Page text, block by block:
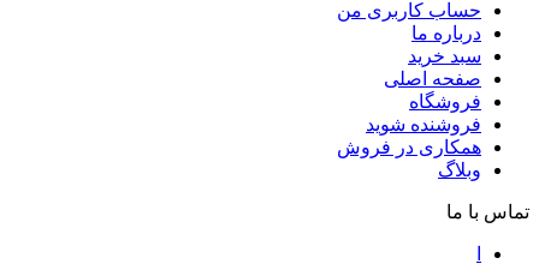
حساب کاربری من
درباره ما
سبد خرید
صفحه اصلی
فروشگاه
فروشنده شوید
همکاری در فروش
وبلاگ
تماس با ما